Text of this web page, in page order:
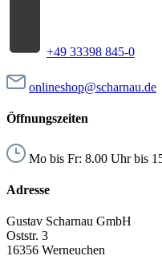
+49 33398 845-0
onlineshop@scharnau.de
Öffnungszeiten
Mo bis Fr: 8.00 Uhr bis
Adresse
Gustav Scharnau GmbH
Oststr. 3
16356 Werneuchen